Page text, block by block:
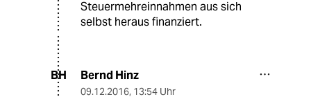
Steuermehreinnahmen aus sich
selbst heraus finanziert.
BH Bernd Hinz
09.12.2016, 13:54 Uhr